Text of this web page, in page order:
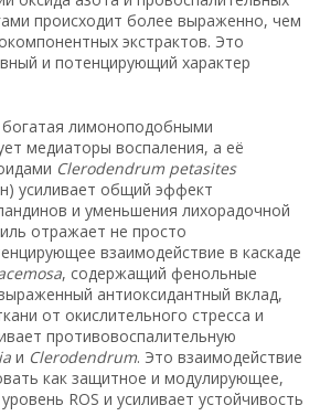
происходит более выраженно, чем
экстрактов. Это
и потенцирующий характер
богатая лимоноподобными
медиаторы воспаления, а её
Clerodendrum petasites
усиливает общий эффект
и уменьшения лихорадочной
отражает не просто
взаимодействие в каскаде
, содержащий фенольные
антиоксидантный вклад,
от окислительного стресса и
противовоспалительную
и Clerodendrum. Это взаимодействие
как защитное и модулирующее,
ROS и усиливает устойчивость